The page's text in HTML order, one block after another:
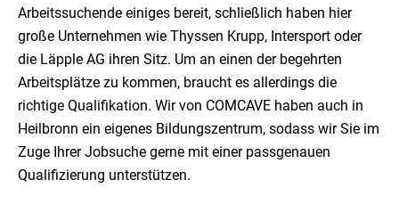
Arbeitssuchende einiges bereit, schließlich haben hier
große Unternehmen wie Thyssen Krupp, Intersport oder
die Läpple AG ihren Sitz. Um an einen der begehrten
Arbeitsplätze zu kommen, braucht es allerdings die
richtige Qualifikation. Wir von COMCAVE haben auch in
Heilbronn ein eigenes Bildungszentrum, sodass wir Sie im
Zuge Ihrer Jobsuche gerne mit einer passgenauen
Qualifizierung unterstützen.